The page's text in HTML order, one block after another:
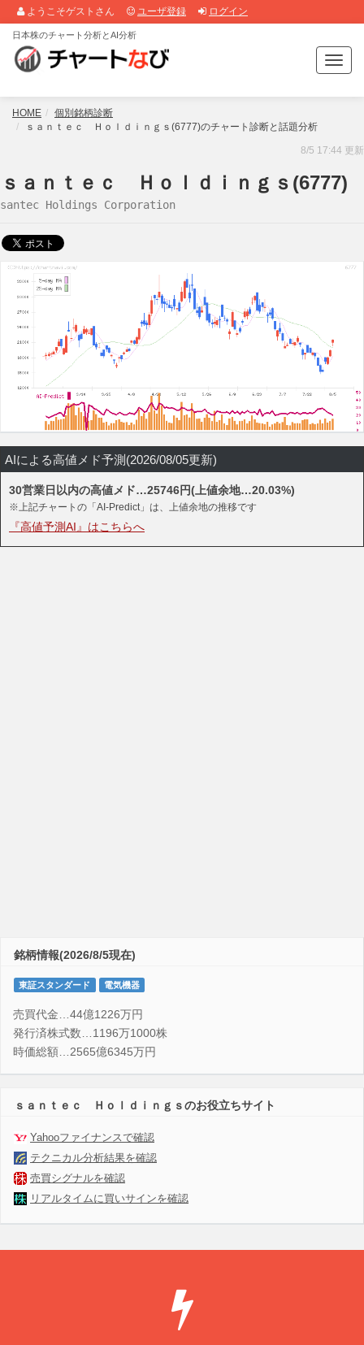
ようこそゲストさん ユーザ登録 ログイン
T
o
g
a
v
日本株のチャート分析とAI分析
HOME
個別銘柄診断
ｓａｎｔｅｃ Ｈｏｌｄｉｎｇｓ(6777)のチャート診断と話題分析
8/5 17:44 更新
ｓａｎｔｅｃ Ｈｏｌｄｉｎｇｓ(6777)
santec Holdings Corporation
AIによる高値メド予測(2026/08/05更新)
30営業日以内の高値メド…25746円(上値余地…20.03%)
※上記チャートの「AI-Predict」は、上値余地の推移です
『高値予測AI』はこちらへ
銘柄情報(2026/8/5現在)
東証スタンダード 電気機器
売買代金…44億1226万円
発行済株式数…1196万1000株
時価総額…2565億6345万円
ｓａｎｔｅｃ Ｈｏｌｄｉｎｇｓのお役立ちサイト
Yahooファイナンスで確認
テクニカル分析結果を確認
売買シグナルを確認
リアルタイムに買いサインを確認